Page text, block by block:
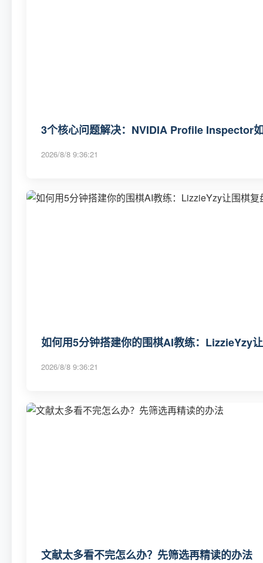
3个核心问题解决：NVIDIA Profile Inspector
2026/8/8 9:36:21
如何用5分钟搭建你的围棋AI教练：LizzieYzy
2026/8/8 9:36:21
文献太多看不完怎么办？先筛选再精读的办法